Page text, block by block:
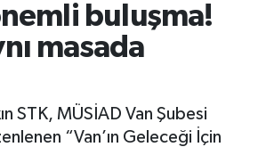
buluşma!
masada
STK, MÜSİAD Van Şubesi
“Van’ın Geleceği İçin
Haritası
Durumu ve Fikstür